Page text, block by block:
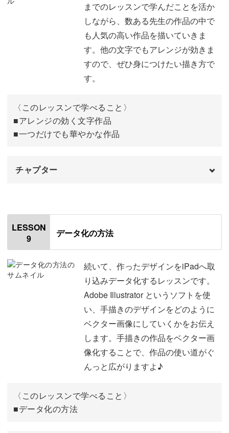
PWHの表に要素を落とし込む 02:17
グリッドの中に要素を落とし込む 09:13
12:37
までのレッスンで学んだことを活か
しながら、数ある先生の作品の中で
も人気の高い作品を描いていきま
す。他の文字でもアレンジが効きま
すので、ぜひ身につけたい描き方で
す。
〈このレッスンで学べること〉
■アレンジの効く文字作品
■一つだけでも華やかな作品
チャプター
はじめに
使用材料・道具
ロゴを描くポイント 01:50
全体の流れについて 02:30
シンプル、コンパクトについて 05:11
サブ文字の書き順について 08:14
12:28
ペン入れをする
LESSON
9
データ化の方法
続いて、作ったデザインをiPadへ取
り込みデータ化するレッスンです。
Adobe Illustrator というソフトを使
い、手描きのデザインをどのように
ベクター画像にしていくかをお伝え
します。手描きの作品をベクター画
像化することで、作品の使い道がぐ
んっと広がりますよ♪
〈このレッスンで学べること〉
■データ化の方法